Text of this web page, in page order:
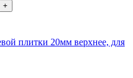
+
плитки 20мм верхнее, для